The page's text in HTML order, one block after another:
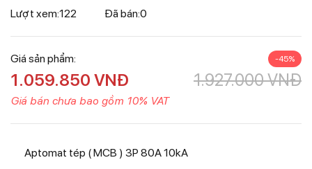
Lượt xem:122 Đã bán:0
Giá sản phẩm: -45%
1.927.000VNĐ
1.059.850 VNĐ
Giá bán chưa bao gồm 10% VAT
Aptomat tép ( MCB ) 3P 80A 10kA